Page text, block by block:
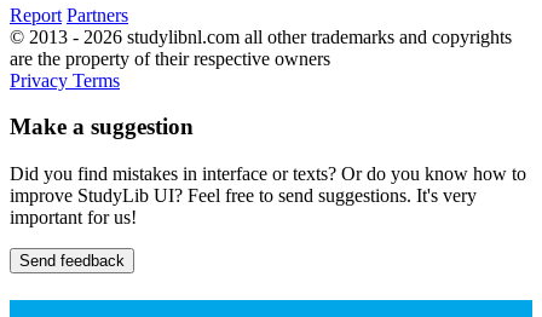
Report Partners
© 2013 - 2026 studylibnl.com all other trademarks and copyrights
are the property of their respective owners
Privacy Terms
Make a suggestion
Did you find mistakes in interface or texts? Or do you know how to
improve StudyLib UI? Feel free to send suggestions. It's very
important for us!
Send feedback